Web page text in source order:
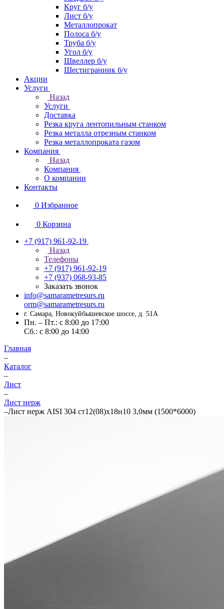
Круг б/у
Лист б/у
Металлопрокат
Полоса б/у
Труба б/у
Угол б/у
Швеллер б/у
Шестигранник б/у
Акции
Услуги
Назад
Услуги
Доставка
Резка круга лентопильным станком
Резка металла отрезным станком
Резка металлопроката газом
Компания
Назад
Компания
О компании
Контакты
0 Избранное
0 Корзина
+7 (917) 961-92-19
Назад
Телефоны
+7 (917) 961-92-19
+7 (937) 068-93-85
Заказать звонок
info@samarametresurs.ru
orm@samarametresurs.ru
г. Самара, Новокуйбышевское шоссе, д. 51А
Пн. – Пт.: с 8:00 до 17:00
Cб.: с 8:00 до 14:00
Главная
–
Каталог
–
Лист
–
Лист нерж
–Лист нерж AISI 304 ст12(08)х18н10 3,0мм (1500*6000)